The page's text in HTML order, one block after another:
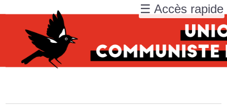
☰ Accès rapide